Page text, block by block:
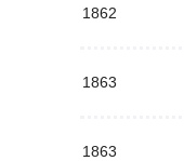
1862
1863
1863